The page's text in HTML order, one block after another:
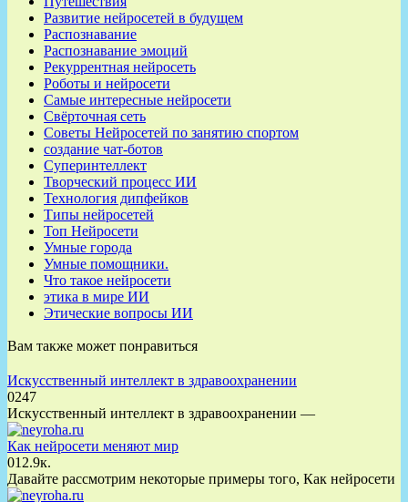
Развитие нейросетей в будущем
Распознавание
Распознавание эмоций
Рекуррентная нейросеть
Роботы и нейросети
Самые интересные нейросети
Свёрточная сеть
Советы Нейросетей по занятию спортом
создание чат-ботов
Суперинтеллект
Творческий процесс ИИ
Технология дипфейков
Типы нейросетей
Топ Нейросети
Умные города
Умные помощники.
Что такое нейросети
этика в мире ИИ
Этические вопросы ИИ
Вам также может понравиться
Искусственный интеллект в здравоохранении
0247
Искусственный интеллект в здравоохранении —
Как нейросети меняют мир
012.9к.
Давайте рассмотрим некоторые примеры того, Как нейросети